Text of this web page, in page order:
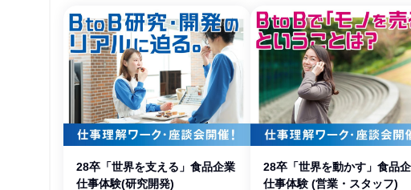
28卒「世界を支える」食品企業
仕事体験(研究開発)
28卒「世界を動かす」食品
仕事体験 (営業・スタッフ)